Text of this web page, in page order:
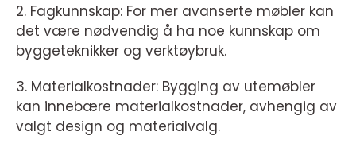
2. Fagkunnskap: For mer avanserte møbler kan
det være nødvendig å ha noe kunnskap om
byggeteknikker og verktøybruk.
3. Materialkostnader: Bygging av utemøbler
kan innebære materialkostnader, avhengig av
valgt design og materialvalg.